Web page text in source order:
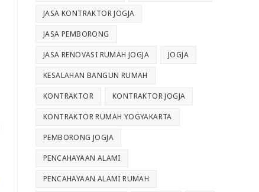
JASA KONTRAKTOR JOGJA
JASA PEMBORONG
JASA RENOVASI RUMAH JOGJA JOGJA
KESALAHAN BANGUN RUMAH
KONTRAKTOR KONTRAKTOR JOGJA
KONTRAKTOR RUMAH YOGYAKARTA
PEMBORONG JOGJA
PENCAHAYAAN ALAMI
PENCAHAYAAN ALAMI RUMAH